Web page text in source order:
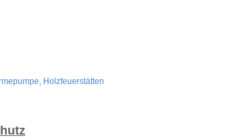
Holzfeuerstätten